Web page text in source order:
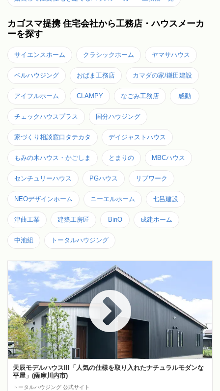
カゴスマ提携 住宅会社から工務店・ハウスメーカ
ーを探す
サイエンスホーム クラシックホーム ヤマサハウス
ベルハウジング おばま工務店 カマダの家/鎌田建設
アイフルホーム CLAMPY なごみ工務店 感動
チェックハウスプラス 国分ハウジング
家づくり相談窓口タテカタ デイジャストハウス
もみの木ハウス・かごしま とまりの MBCハウス
センチュリーハウス PGハウス リブワーク
NEOデザインホーム ニーエルホーム 七呂建設
津曲工業 建築工房匠 BinO 成建ホーム
中池組 トータルハウジング
天辰モデルハウスIII「人気の仕様を取り入れたナチュラルモダンな
平屋」(薩摩川内市)
トータルハウジング 公式サイト